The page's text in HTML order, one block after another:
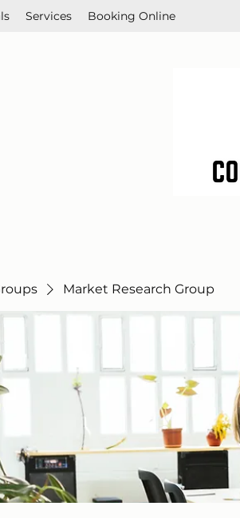
Services Booking Online
Market Research Group